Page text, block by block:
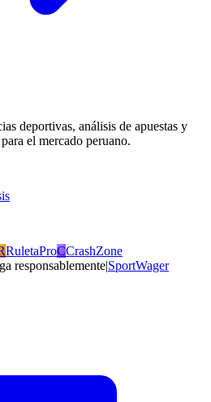
deportivas, análisis de apuestas y
el mercado peruano.
RuletaProCCrashZone
responsablemente|SportWager